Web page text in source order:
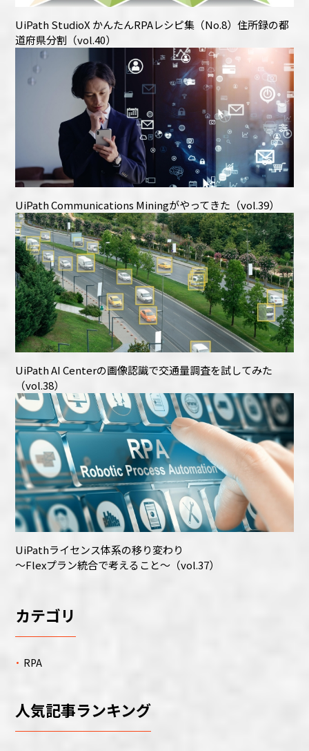
UiPath StudioX かんたんRPAレシピ集（No.8）住所録の都
道府県分割（vol.40）
UiPath Communications Miningがやってきた（vol.39）
UiPath AI Centerの画像認識で交通量調査を試してみた
（vol.38）
UiPathライセンス体系の移り変わり
～Flexプラン統合で考えること～（vol.37）
カテゴリ
RPA
人気記事ランキング